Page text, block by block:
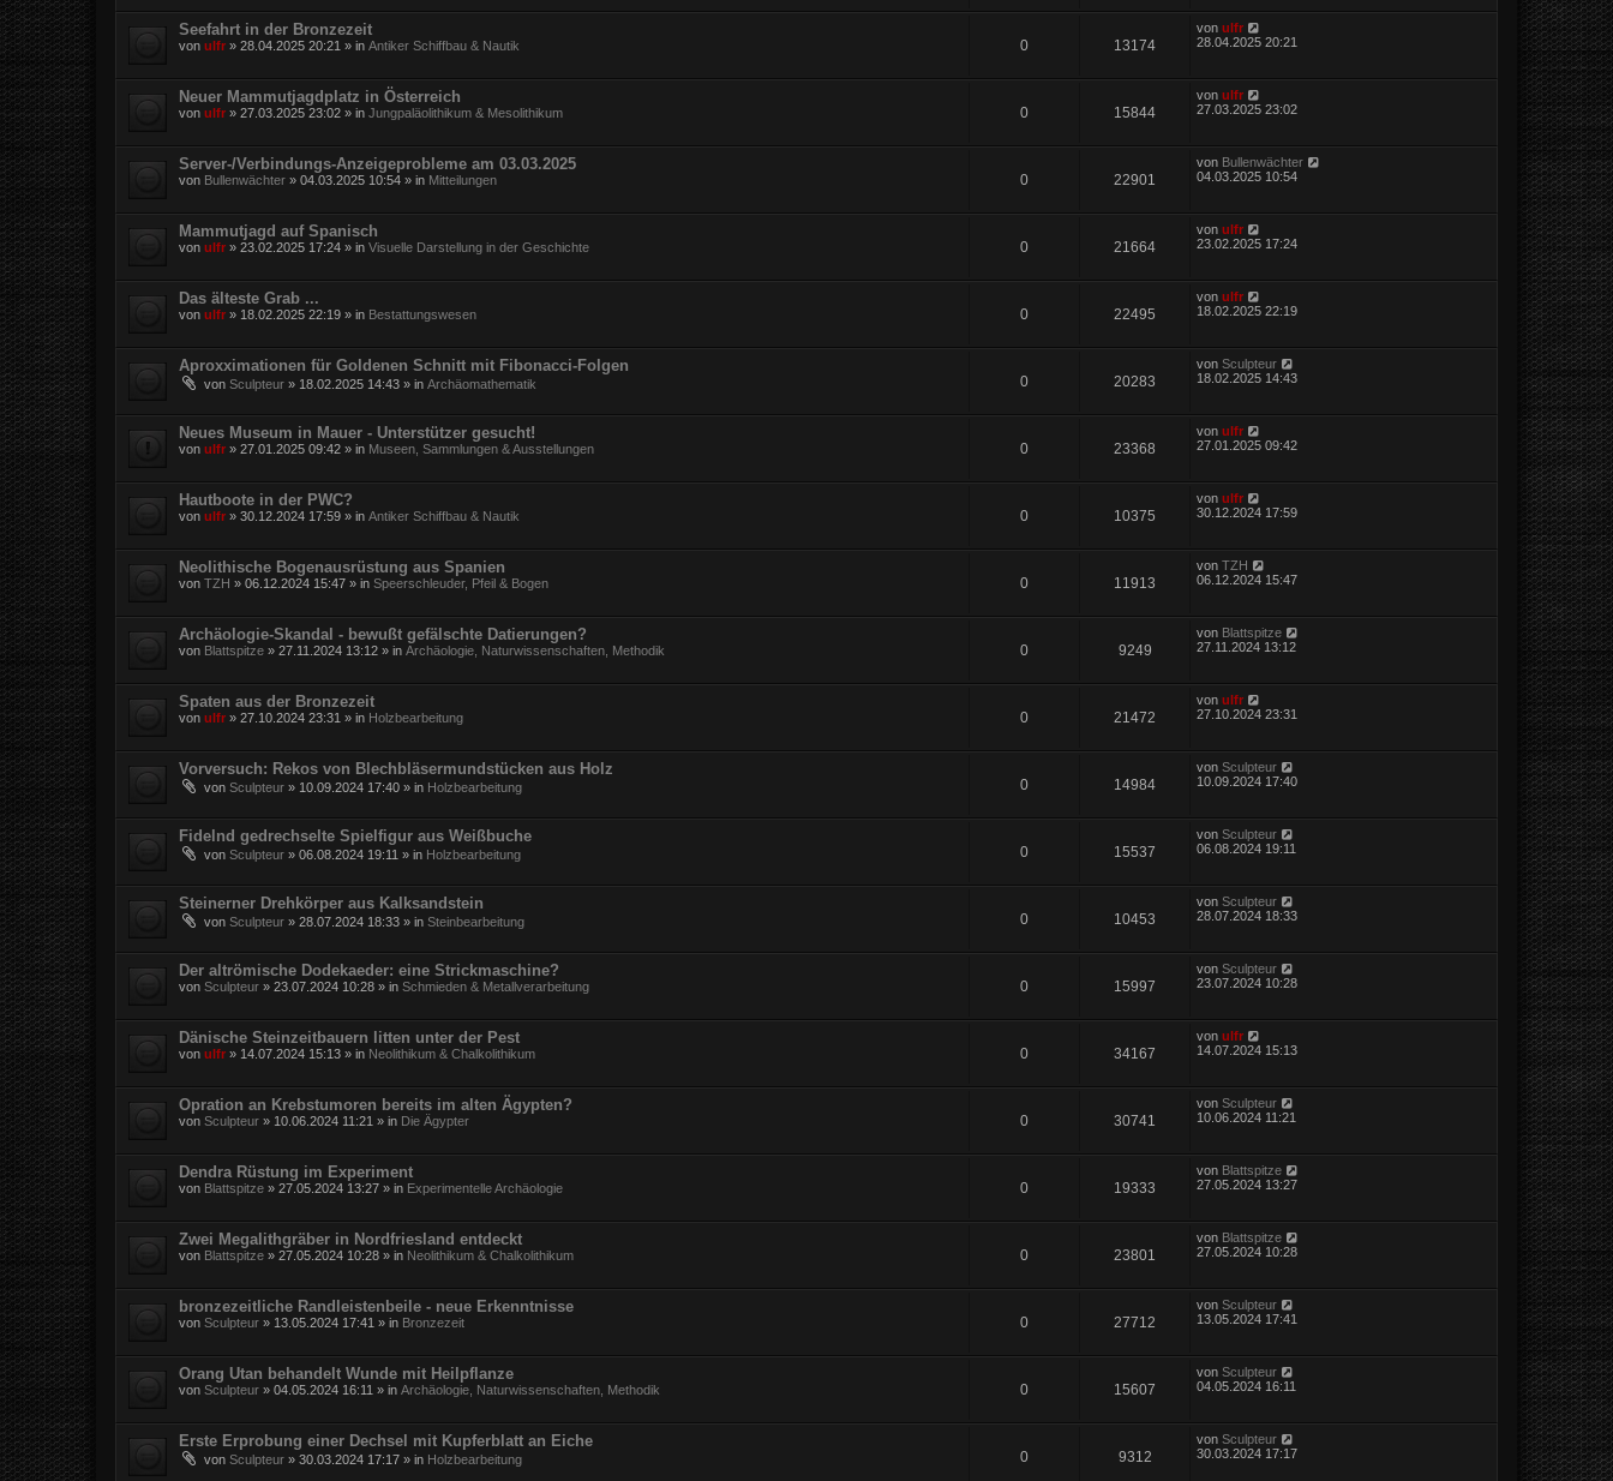
Seefahrt in der Bronzezeit
von ulfr » 28.04.2025 20:21 » in Antiker Schiffbau & Nautik 0 13174
von ulfr
28.04.2025 20:21
Neuer Mammutjagdplatz in Österreich
von ulfr » 27.03.2025 23:02 » in Jungpaläolithikum & Mesolithikum 0 15844
von ulfr
27.03.2025 23:02
Server-/Verbindungs-Anzeigeprobleme am 03.03.2025
von Bullenwächter » 04.03.2025 10:54 » in Mitteilungen 0 22901
von Bullenwächter
04.03.2025 10:54
Mammutjagd auf Spanisch
von ulfr » 23.02.2025 17:24 » in Visuelle Darstellung in der Geschichte 0 21664
von ulfr
23.02.2025 17:24
Das älteste Grab ...
von ulfr » 18.02.2025 22:19 » in Bestattungswesen 0 22495
von ulfr
18.02.2025 22:19
Aproxximationen für Goldenen Schnitt mit Fibonacci-Folgen
von Sculpteur » 18.02.2025 14:43 » in Archäomathematik 0 20283
von Sculpteur
18.02.2025 14:43
Neues Museum in Mauer - Unterstützer gesucht!
von ulfr » 27.01.2025 09:42 » in Museen, Sammlungen & Ausstellungen 0 23368
von ulfr
27.01.2025 09:42
Hautboote in der PWC?
von ulfr » 30.12.2024 17:59 » in Antiker Schiffbau & Nautik 0 10375
von ulfr
30.12.2024 17:59
Neolithische Bogenausrüstung aus Spanien
von TZH » 06.12.2024 15:47 » in Speerschleuder, Pfeil & Bogen 0 11913
von TZH
06.12.2024 15:47
Archäologie-Skandal - bewußt gefälschte Datierungen?
von Blattspitze » 27.11.2024 13:12 » in Archäologie, Naturwissenschaften, Methodik 0 9249
von Blattspitze
27.11.2024 13:12
Spaten aus der Bronzezeit
von ulfr » 27.10.2024 23:31 » in Holzbearbeitung 0 21472
von ulfr
27.10.2024 23:31
Vorversuch: Rekos von Blechbläsermundstücken aus Holz
von Sculpteur » 10.09.2024 17:40 » in Holzbearbeitung 0 14984
von Sculpteur
10.09.2024 17:40
Fidelnd gedrechselte Spielfigur aus Weißbuche
von Sculpteur » 06.08.2024 19:11 » in Holzbearbeitung 0 15537
von Sculpteur
06.08.2024 19:11
Steinerner Drehkörper aus Kalksandstein
von Sculpteur » 28.07.2024 18:33 » in Steinbearbeitung 0 10453
von Sculpteur
28.07.2024 18:33
Der altrömische Dodekaeder: eine Strickmaschine?
von Sculpteur » 23.07.2024 10:28 » in Schmieden & Metallverarbeitung 0 15997
von Sculpteur
23.07.2024 10:28
Dänische Steinzeitbauern litten unter der Pest
von ulfr » 14.07.2024 15:13 » in Neolithikum & Chalkolithikum 0 34167
von ulfr
14.07.2024 15:13
Opration an Krebstumoren bereits im alten Ägypten?
von Sculpteur » 10.06.2024 11:21 » in Die Ägypter 0 30741
von Sculpteur
10.06.2024 11:21
Dendra Rüstung im Experiment
von Blattspitze » 27.05.2024 13:27 » in Experimentelle Archäologie 0 19333
von Blattspitze
27.05.2024 13:27
Zwei Megalithgräber in Nordfriesland entdeckt
von Blattspitze » 27.05.2024 10:28 » in Neolithikum & Chalkolithikum 0 23801
von Blattspitze
27.05.2024 10:28
bronzezeitliche Randleistenbeile - neue Erkenntnisse
von Sculpteur » 13.05.2024 17:41 » in Bronzezeit 0 27712
von Sculpteur
13.05.2024 17:41
Orang Utan behandelt Wunde mit Heilpflanze
von Sculpteur » 04.05.2024 16:11 » in Archäologie, Naturwissenschaften, Methodik 0 15607
von Sculpteur
04.05.2024 16:11
Erste Erprobung einer Dechsel mit Kupferblatt an Eiche
von Sculpteur » 30.03.2024 17:17 » in Holzbearbeitung 0 9312
von Sculpteur
30.03.2024 17:17